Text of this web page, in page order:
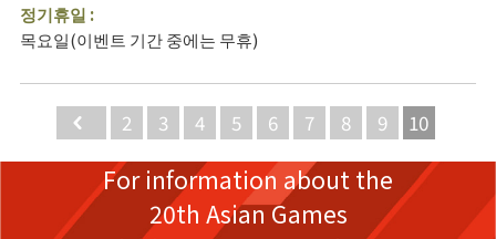
정기휴일 :
목요일(이벤트 기간 중에는 무휴)
Back
2 3 4 5 6 7 8 9 10
For information about the
20th Asian Games